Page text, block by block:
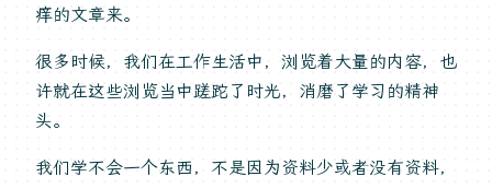
痒的文章来。
很多时候，我们在工作生活中，浏览着大量的内容，也
许就在这些浏览当中蹉跎了时光，消磨了学习的精神
头。
我们学不会一个东西，不是因为资料少或者没有资料，